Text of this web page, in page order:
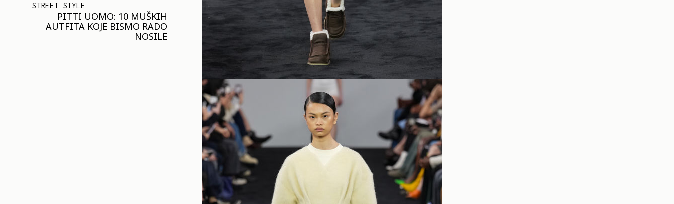
STREET STYLE
PITTI UOMO: 10 MUŠKIH
AUTFITA KOJE BISMO RADO
NOSILE